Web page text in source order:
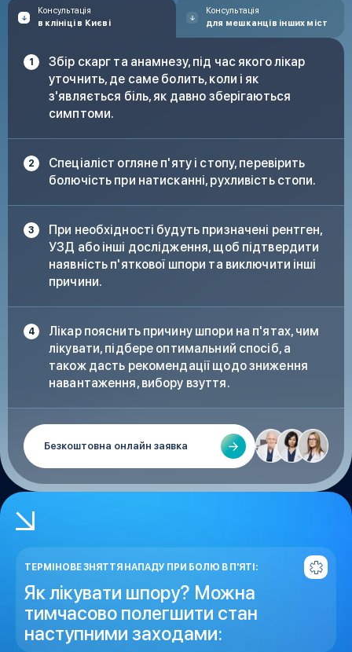
Утруднення при ходьбі або опорі на стопу, зміна ходи
Біль поширюється від п’яти до середньої частини
стопи
Біль зберігається тривалий час і стає інтенсивнішим
Консультація
в клініці в Києві
Консультація
для мешканців інших міст
Збір скарг та анамнезу, під час якого лікар
уточнить, де саме болить, коли і як
з'являється біль, як давно зберігаються
симптоми.
Спеціаліст огляне п'яту і стопу, перевірить
болючість при натисканні, рухливість стопи.
При необхідності будуть призначені рентген,
УЗД або інші дослідження, щоб підтвердити
наявність п'яткової шпори та виключити інші
причини.
Лікар пояснить причину шпори на п'ятах, чим
лікувати, підбере оптимальний спосіб, а
також дасть рекомендації щодо зниження
навантаження, вибору взуття.
Безкоштовна онлайн заявка
ТЕРМІНОВЕ ЗНЯТТЯ НАПАДУ ПРИ БОЛЮ В П'ЯТІ:
Як лікувати шпору? Можна
тимчасово полегшити стан
наступними заходами: